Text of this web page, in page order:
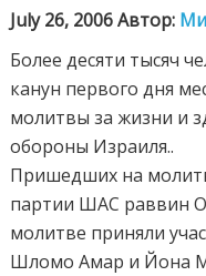
July 26, 2006 Автор:
Более десяти тысяч
канун первого дня
молитвы за жизни и
обороны Израиля..
Пришедших на
партии ШАС раввин
молитве приняли
Шломо Амар и Йона